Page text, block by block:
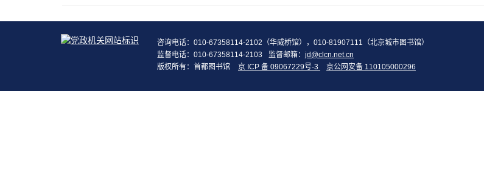
咨询电话：010-67358114-2102（华威桥馆），010-81907111（北京城市图书馆）
监督电话：010-67358114-2103
监督邮箱： jd@clcn.net.cn
版权所有：首都图书馆
京 ICP 备 09067229号-3 京公网安备 110105000296